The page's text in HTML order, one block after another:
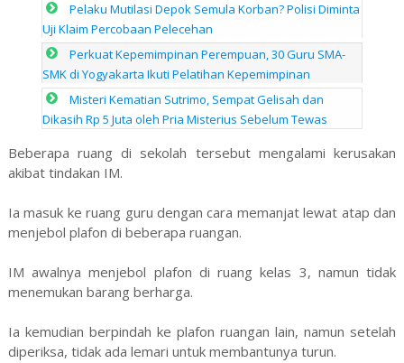
Pelaku Mutilasi Depok Semula Korban? Polisi Diminta
Uji Klaim Percobaan Pelecehan
Perkuat Kepemimpinan Perempuan, 30 Guru SMA-
SMK di Yogyakarta Ikuti Pelatihan Kepemimpinan
Misteri Kematian Sutrimo, Sempat Gelisah dan
Dikasih Rp 5 Juta oleh Pria Misterius Sebelum Tewas
Beberapa ruang di sekolah tersebut mengalami kerusakan
akibat tindakan IM.
Ia masuk ke ruang guru dengan cara memanjat lewat atap dan
menjebol plafon di beberapa ruangan.
IM awalnya menjebol plafon di ruang kelas 3, namun tidak
menemukan barang berharga.
Ia kemudian berpindah ke plafon ruangan lain, namun setelah
diperiksa, tidak ada lemari untuk membantunya turun.